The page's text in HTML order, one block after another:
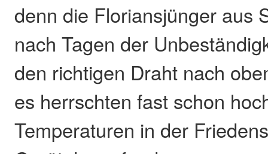
denn die Floriansjünger aus
nach Tagen der
den richtigen Draht nach
es herrschten fast schon
Temperaturen in der